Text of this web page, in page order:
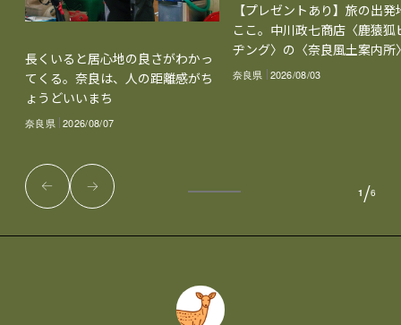
長くいると居心地の良さがわかっ
てくる。奈良は、人の距離感がち
ょうどいいまち
奈良県 2026/08/07
【プレゼントあり】旅の出発
ここ。中川政七商店〈鹿猿狐
ヂング〉の〈奈良風土案内所
奈良県 2026/08/03
1 /6